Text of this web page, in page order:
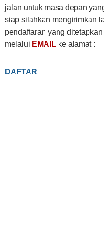
jalan untuk masa depan
siap silahkan mengirimkan
pendaftaran yang
melalui EMAIL ke alamat :
DAFTAR